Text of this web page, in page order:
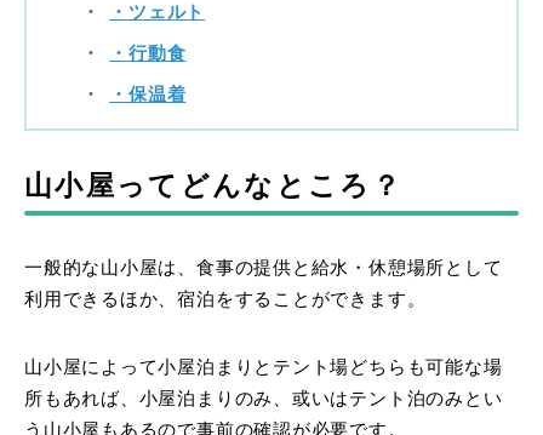
・ツェルト
・行動食
・保温着
山小屋ってどんなところ？
一般的な山小屋は、食事の提供と給水・休憩場所として
利用できるほか、宿泊をすることができます。
山小屋によって小屋泊まりとテント場どちらも可能な場
所もあれば、小屋泊まりのみ、或いはテント泊のみとい
う山小屋もあるので事前の確認が必要です。